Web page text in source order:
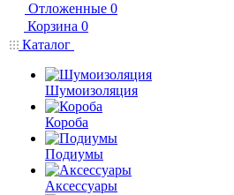
Отложенные 0
Корзина 0
Каталог
Шумоизоляция
Короба
Подиумы
Аксессуары